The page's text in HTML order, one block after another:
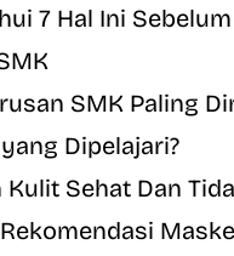
7 Hal Ini
SMK Paling
Dipelajari?
Kulit Sehat Dan